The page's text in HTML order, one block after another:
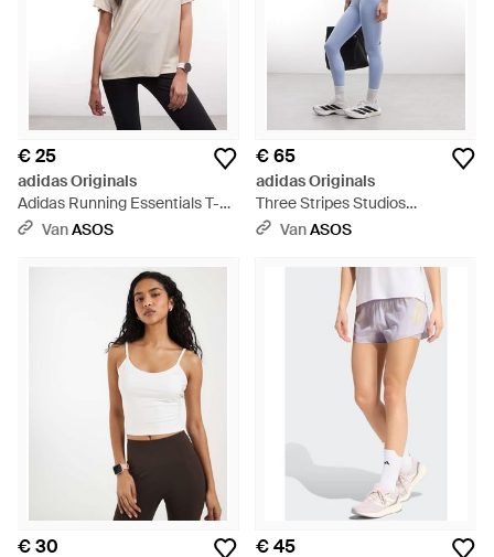
€ 25
adidas Originals
Adidas Running Essentials T-
Shirt - Wit
VanASOS
€ 65
adidas Originals
Three Stripes Studios
Crossover Taillelegging - Wit
VanASOS
€ 30 € 45